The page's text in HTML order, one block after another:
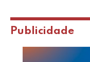
Publicidade